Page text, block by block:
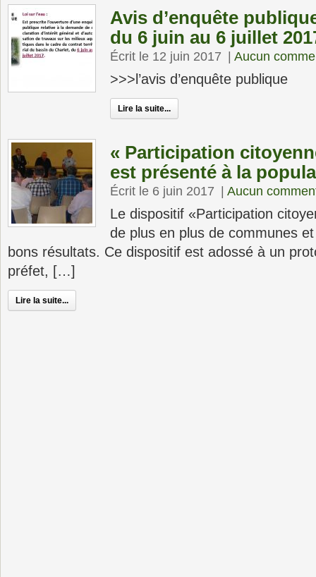
Avis d’enquête
du 6 juin au 6 juillet
Écrit le 12 juin 2017 Aucun
>>>l’avis d’enquête publique
Lire la suite...
« Participation
est présenté à la
Écrit le 6 juin 2017 Aucun
Le dispositif «Participation
de plus en plus de communes
bons résultats. Ce dispositif est adossé à un
préfet, […]
Lire la suite...